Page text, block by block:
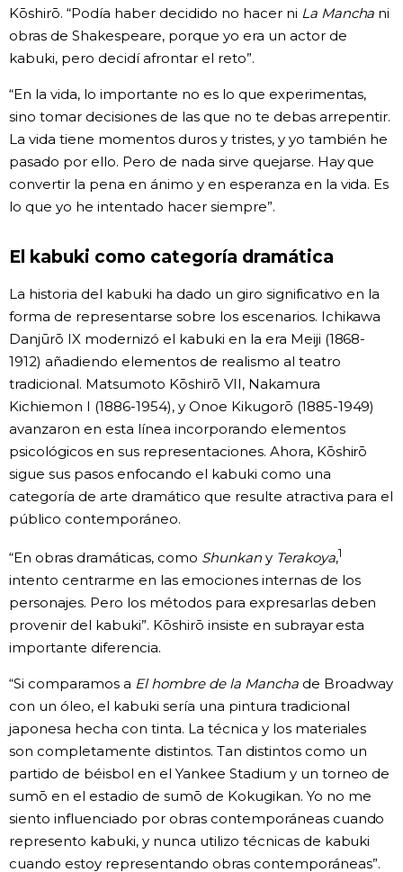
Kōshirō. “Podía haber decidido no hacer ni La Mancha ni
obras de Shakespeare, porque yo era un actor de
kabuki, pero decidí afrontar el reto”.
“En la vida, lo importante no es lo que experimentas,
sino tomar decisiones de las que no te debas arrepentir.
La vida tiene momentos duros y tristes, y yo también he
pasado por ello. Pero de nada sirve quejarse. Hay que
convertir la pena en ánimo y en esperanza en la vida. Es
lo que yo he intentado hacer siempre”.
El kabuki como categoría dramática
La historia del kabuki ha dado un giro significativo en la
forma de representarse sobre los escenarios. Ichikawa
Danjūrō IX modernizó el kabuki en la era Meiji (1868-
1912) añadiendo elementos de realismo al teatro
tradicional. Matsumoto Kōshirō VII, Nakamura
Kichiemon I (1886-1954), y Onoe Kikugorō (1885-1949)
avanzaron en esta línea incorporando elementos
psicológicos en sus representaciones. Ahora, Kōshirō
sigue sus pasos enfocando el kabuki como una
categoría de arte dramático que resulte atractiva para el
público contemporáneo.
“En obras dramáticas, como Shunkany Terakoya,1
intento centrarme en las emociones internas de los
personajes. Pero los métodos para expresarlas deben
provenir del kabuki”. Kōshirō insiste en subrayar esta
importante diferencia.
“Si comparamos a El hombre de la Manchade Broadway
con un óleo, el kabuki sería una pintura tradicional
japonesa hecha con tinta. La técnica y los materiales
son completamente distintos. Tan distintos como un
partido de béisbol en el Yankee Stadium y un torneo de
sumō en el estadio de sumō de Kokugikan. Yo no me
siento influenciado por obras contemporáneas cuando
represento kabuki, y nunca utilizo técnicas de kabuki
cuando estoy representando obras contemporáneas”.